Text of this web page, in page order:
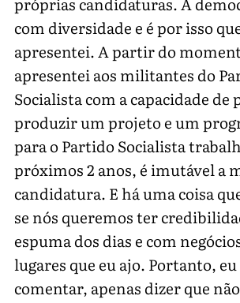
com diversidade e é por isso
apresentei. A partir do
apresentei aos militantes do
Socialista com a capacidade de
produzir um projeto e um
para o Partido Socialista
próximos 2 anos, é imutável a
candidatura. E há uma coisa
se nós queremos ter
espuma dos dias e com
lugares que eu ajo. Portanto,
comentar, apenas dizer que